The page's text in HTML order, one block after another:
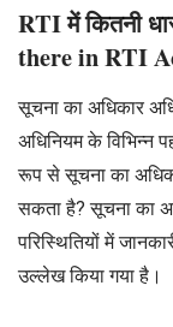
RTI में कितनी
there in RTI
सूचना का अधिकार
अधिनियम के विभिन्न
रूप से सूचना का
सकता है? सूचना का
परिस्थितियों में
उल्लेख किया गया है।